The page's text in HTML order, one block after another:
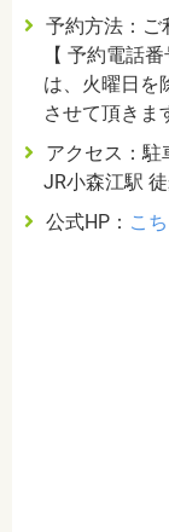
予約方法：ご
【 予約電話
は、火曜日を
させて頂きま
アクセス：駐
JR小森江駅
公式HP： こ